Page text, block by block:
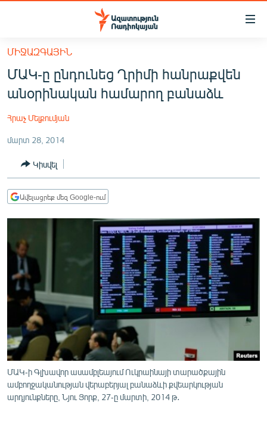
Մատչելիության
հիմնական
բովանդակությանը
Անցնել
հիմնական
մենյուին
ՀԱՅԱՍՏԱՆ
ՔԱՂԱՔԱԿԱՆ
ԸՆՏՐՈՒԹՅՈՒՆՆԵՐ 2026
ԻՐԱՎՈՒՆՔ
ՀԱՍԱՐԱԿՈՒԹՅՈՒՆ
ՏՆՏԵՍՈՒԹՅՈՒՆ
ՊԱՏԵՐԱԶՄԻ 6 ՇԱԲԱԹՆԵՐԸ
ՏԱՐԱԾԱՇՐՋԱՆ
ՄԻՋԱԶԳԱՅԻՆ
ՄՇԱԿՈՒՅԹ
ՍՊՈՐՏ
ՄԵԿՆԱԲԱՆՈՒԹՅՈՒՆ
ՏՏ ԵՒ ԻՆՏԵՐՆԵՏ
ԿՈՐՈՆԱՎԻՐՈՒՍ
ԱՐԽԻՎ
ՄԻՋԱԶԳԱՅԻՆ
ՄԱԿ-ը ընդունեց Ղրիմի հանրաքվեն
անօրինական համարող բանաձև
Հրաչ Մելքումյան
մարտ 28, 2014
Կիսվել
Ավելացրեք մեզ Google-ում
ՄԱԿ-ի Գլխավոր ասամբլեայում Ուկրաինայի տարածքային
ամբողջականության վերաբերյալ բանաձևի քվեարկության
արդյունքները, Նյու Յորք, 27-ը մարտի, 2014 թ․